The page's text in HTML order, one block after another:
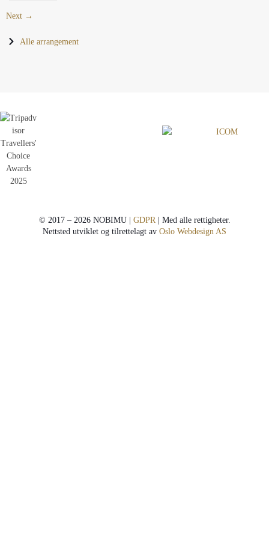
Next →
Alle arrangement
© 2017 – 2026 NOBIMU | GDPR | Med alle rettigheter.
Nettsted utviklet og tilrettelagt av Oslo Webdesign AS